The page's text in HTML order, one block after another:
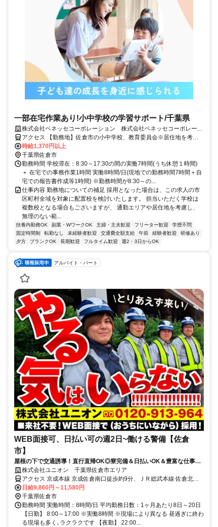
一部在宅作業あり!小中学校の学習サポート/千葉県
株式会社ベネッセコーポレーション 株式会社ベネッセコーポレーシ
ョン(千葉県佐倉市新町)
アクセス 【勤務地】佐倉市の小中学校、教育委員会※居住地を考慮
の上、決定 ＜採用となった場合は、この求人の市区町村全域を対象
に配置校を検討いたします。担当いただく学校は複数校となる場合も
ございますが、通勤エリアや居住地を考慮し、無理のない範囲でご勤
務いただけるよう、最終的にはご相談の上で決定いたします。＞
時給1,370円以上
千葉県佐倉市
勤務時間 学校滞在：8:30～17:30の間の実働7時間(うち休憩１時間)
＋ 在宅での事務作業1時間 実働8時間/日(現地での勤務時間7時間＋自
宅での報告書作成等1時間) ※勤務時間が8:30～の...
仕事内容 勤務地についての補足 採用となった場合は、この求人の市
区町村全域を対象に配置校を検討いたします。 担当いただく学校は
複数校となる場合もございますが、 通勤エリアや居住地を考慮し、
無理のない範...
扶養内勤務OK 副業・WワークOK 主婦・主夫歓迎 フリーター歓迎
学歴不問
固定時間制
転勤なし 未経験者歓迎 交通費全額支給 午前 経験者歓迎
研修あり
夕方
ブランクOK 長期歓迎 フルタイム歓迎 週2・3日からOK
アルバイト・パート
WEB面接可、日払い可の週2日~働ける警備【佐倉
市】
屋根の下で交通誘導！直行直帰OK◎寮完備＆日払いOK＆豊富な仕事量
★仕事が早く終わった時でも日給保証
株式会社ユニオン 千葉県佐倉市エリア
アクセス 京成本線 京成佐倉南口徒歩約9分、ＪＲ総武本線 佐倉北口
徒歩約22分、ＪＲ総武本線 佐倉北口徒歩約22分 千葉県佐倉市エリア
（井野駅、大佐倉駅、京成臼井駅、京成佐倉駅、公園駅、佐倉駅、志
津駅、女子大駅等）
日給9,860円～11,580円
千葉県佐倉市
勤務時間 実働時間：8時間/日 平均勤務日数：1ヶ月あたり8日～20日
【日勤】 8:00～17:00 ※実働8時間 ※現場により異なる 昼過ぎに終わ
る現場も多く､ラクラクです 【夜勤】 22:00...